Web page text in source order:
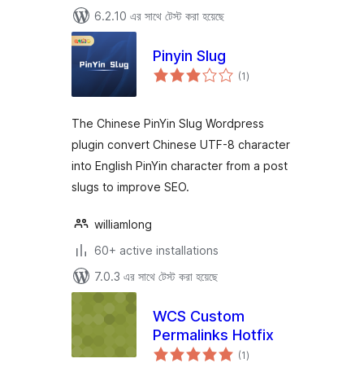
6.2.10 এর সাথে টেস্ট করা হয়েছে
Pinyin Slug
(1total
ratings
)
The Chinese PinYin Slug Wordpress
plugin convert Chinese UTF-8 character
into English PinYin character from a post
slugs to improve SEO.
williamlong
60+ active installations
7.0.3 এর সাথে টেস্ট করা হয়েছে
WCS Custom
Permalinks Hotfix
(1total
ratings
)